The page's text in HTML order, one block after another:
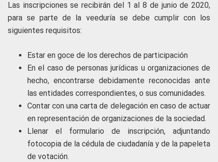
Las inscripciones se recibirán del 1 al 8 de junio de 2020,
para se parte de la veeduría se debe cumplir con los
siguientes requisitos:
Estar en goce de los derechos de participación
En el caso de personas jurídicas u organizaciones de
hecho, encontrarse debidamente reconocidas ante
las entidades correspondientes, o sus comunidades.
Contar con una carta de delegación en caso de actuar
en representación de organizaciones de la sociedad.
Llenar el formulario de inscripción, adjuntando
fotocopia de la cédula de ciudadanía y de la papeleta
de votación.